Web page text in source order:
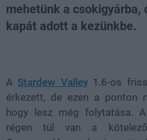
mehetünk a csokigyárba,
kapát adott a kezünkbe.
A Stardew Valley1.6-os
érkezett, de ezen a ponton
hogy lesz még folytatása.
régen túl van a